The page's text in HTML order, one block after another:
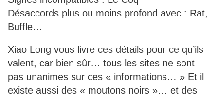
Désaccords plus ou moins profond avec : Rat,
Buffle…
Xiao Long vous livre ces détails pour ce qu’ils
valent, car bien sûr… tous les sites ne sont
pas unanimes sur ces « informations… » Et il
existe aussi des « moutons noirs »… et des